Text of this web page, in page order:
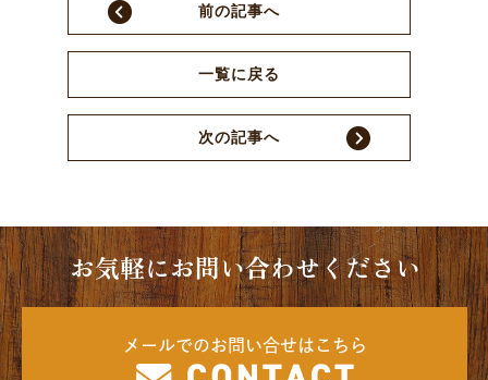
前の記事へ
一覧に戻る
次の記事へ
お気軽にお問い合わせください
メールでのお問い合せはこちら